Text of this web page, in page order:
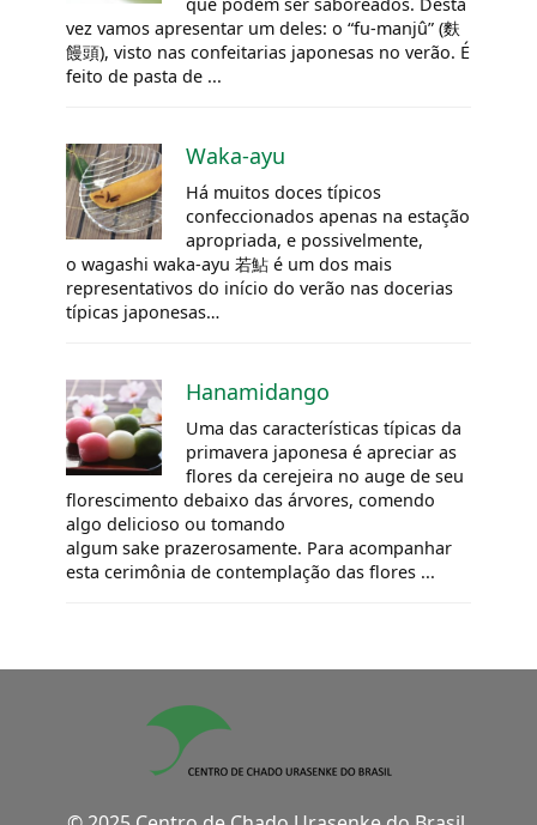
que podem ser saboreados. Desta
vez vamos apresentar um deles: o “fu-manjû” (麩
饅頭), visto nas confeitarias japonesas no verão. É
feito de pasta de ...
Waka-ayu
Há muitos doces típicos
confeccionados apenas na estação
apropriada, e possivelmente,
o wagashi waka-ayu 若鮎 é um dos mais
representativos do início do verão nas docerias
típicas japonesas…
Hanamidango
Uma das características típicas da
primavera japonesa é apreciar as
flores da cerejeira no auge de seu
florescimento debaixo das árvores, comendo
algo delicioso ou tomando
algum sake prazerosamente. Para acompanhar
esta cerimônia de contemplação das flores ...